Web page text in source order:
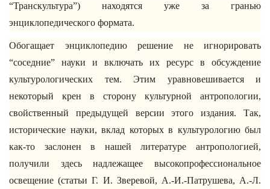
“Транскультура”) находятся уже за гранью
энциклопедического формата.
Обогащает энциклопедию решение не игнорировать
“соседние” науки и включать их ресурс в обсуждение
культурологических тем. Этим уравновешивается и
некоторый крен в сторону культурной антропологии,
свойственный предыдущей версии этого издания. Так,
исторические науки, вклад которых в культурологию был
как-то заслонен в нашей литературе антропологией,
получили здесь надлежащее высокопрофессиональное
освещение (статьи Г. И. Зверевой, А.-И.-Патрушева, А.-Л.